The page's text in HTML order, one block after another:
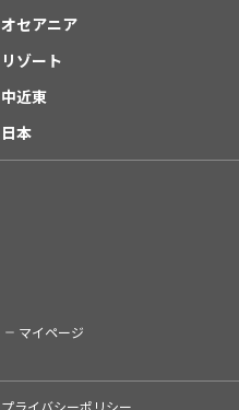
オセアニア
リゾート
中近東
日本
マイページ
プライバシーポリシー